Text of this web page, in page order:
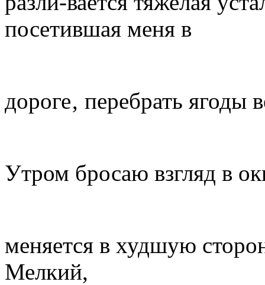
посетившая меня в
дороге‚ перебрать ягоды
Утром бросаю взгляд в
меняется в худшую
Мелкий,